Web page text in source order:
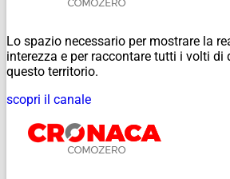
Lo spazio necessario per mostrare la
interezza e per raccontare tutti i volti di
questo territorio.
scopri il canale